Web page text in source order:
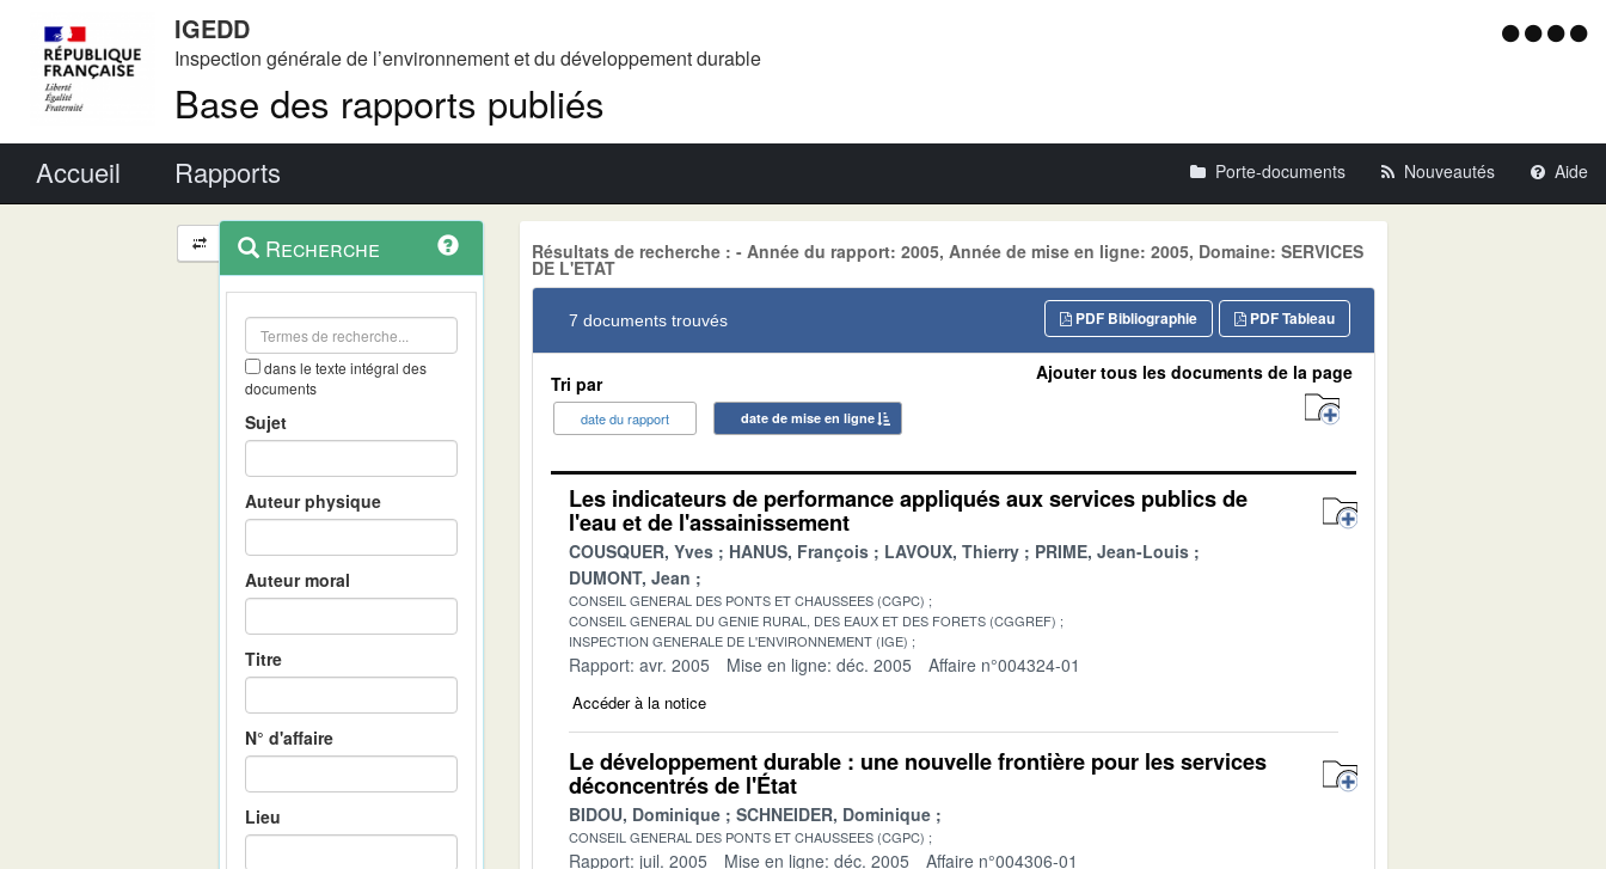
IGEDD
Inspection générale de l’environnement et du développement durable
Base des rapports publiés
Menu
Accueil Rapports Porte-documents Nouveautés Aide
Navigation
et
outils
contextuel
Recherche
dans le texte intégral des
documents
Sujet
Auteur physique
Auteur moral
Titre
N° d'affaire
Lieu
Résultats de recherche : - Année du rapport: 2005, Année de mise en ligne: 2005, Domaine: SERVICES
DE L'ETAT
7 documents trouvés PDF Tableau
PDF Bibliographie
Tri par
date du rapport date de mise en ligne
Ajouter tous les documents de la page
Les indicateurs de performance appliqués aux services publics de
l'eau et de l'assainissement
COUSQUER, Yves HANUS, François LAVOUX, Thierry
PRIME, Jean-Louis
DUMONT, Jean
CONSEIL GENERAL DES PONTS ET CHAUSSEES (CGPC)
CONSEIL GENERAL DU GENIE RURAL, DES EAUX ET DES FORETS (CGGREF)
INSPECTION GENERALE DE L'ENVIRONNEMENT (IGE)
Rapport: avr. 2005 Mise en ligne: déc. 2005 Affaire n°004324-01
Accéder à la notice
Le développement durable : une nouvelle frontière pour les services
déconcentrés de l'État
BIDOU, Dominique SCHNEIDER, Dominique
CONSEIL GENERAL DES PONTS ET CHAUSSEES (CGPC)
Rapport: juil. 2005 Mise en ligne: déc. 2005 Affaire n°004306-01